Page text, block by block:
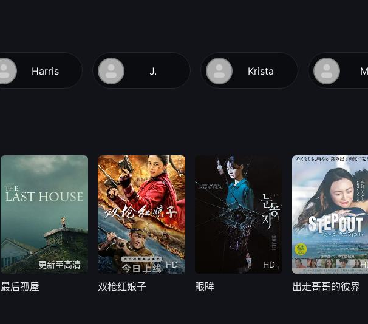
Harris J. Krista
更新至高清
最后孤屋
HD
双枪红娘子
HD
眼眸 出走哥哥的彼界